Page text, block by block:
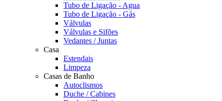
Tubo de Ligação - Agua
Tubo de Ligação - Gás
Válvulas
Válvulas e Sifões
Vedantes / Juntas
Casa
Estendais
Limpeza
Casas de Banho
Autoclismos
Duche / Cabines